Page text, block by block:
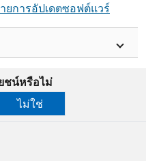
ยการอัปเดตซอฟต์แวร์
ชน์หรือไม่
ไม่ใช่